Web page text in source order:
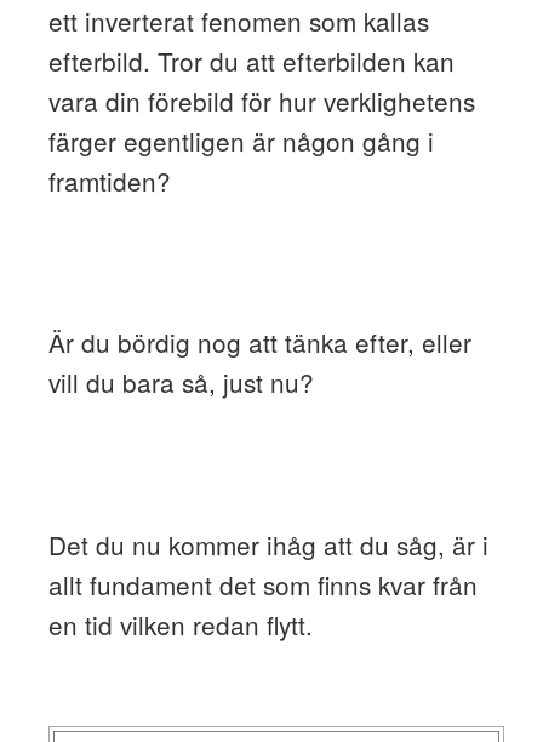
ett inverterat fenomen som kallas
efterbild. Tror du att efterbilden kan
vara din förebild för hur verklighetens
färger egentligen är någon gång i
framtiden?
Är du bördig nog att tänka efter, eller
vill du bara så, just nu?
Det du nu kommer ihåg att du såg, är i
allt fundament det som finns kvar från
en tid vilken redan flytt.